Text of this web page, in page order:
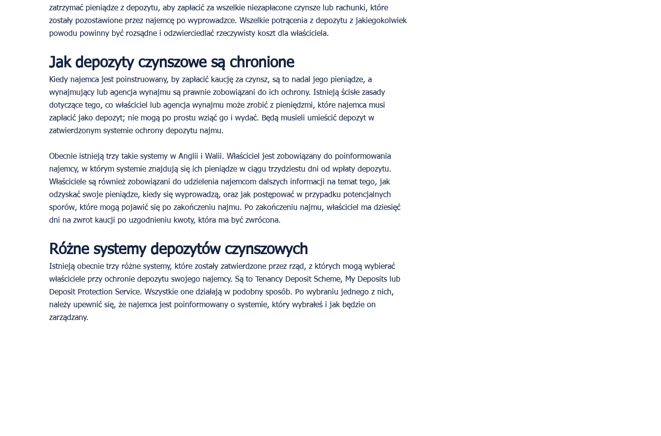
zatrzymać pieniądze z depozytu, aby zapłacić za wszelkie niezapłacone czynsze lub rachunki, które
zostały pozostawione przez najemcę po wyprowadzce. Wszelkie potrącenia z depozytu z jakiegokolwiek
powodu powinny być rozsądne i odzwierciedlać rzeczywisty koszt dla właściciela.
Jak depozyty czynszowe są chronione
Kiedy najemca jest poinstruowany, by zapłacić kaucję za czynsz, są to nadal jego pieniądze, a
wynajmujący lub agencja wynajmu są prawnie zobowiązani do ich ochrony. Istnieją ścisłe zasady
dotyczące tego, co właściciel lub agencja wynajmu może zrobić z pieniędzmi, które najemca musi
zapłacić jako depozyt; nie mogą po prostu wziąć go i wydać. Będą musieli umieścić depozyt w
zatwierdzonym systemie ochrony depozytu najmu.
Obecnie istnieją trzy takie systemy w Anglii i Walii. Właściciel jest zobowiązany do poinformowania
najemcy, w którym systemie znajdują się ich pieniądze w ciągu trzydziestu dni od wpłaty depozytu.
Właściciele są również zobowiązani do udzielenia najemcom dalszych informacji na temat tego, jak
odzyskać swoje pieniądze, kiedy się wyprowadzą, oraz jak postępować w przypadku potencjalnych
sporów, które mogą pojawić się po zakończeniu najmu. Po zakończeniu najmu, właściciel ma dziesięć
dni na zwrot kaucji po uzgodnieniu kwoty, która ma być zwrócona.
Różne systemy depozytów czynszowych
Istnieją obecnie trzy różne systemy, które zostały zatwierdzone przez rząd, z których mogą wybierać
właściciele przy ochronie depozytu swojego najemcy. Są to Tenancy Deposit Scheme, My Deposits lub
Deposit Protection Service. Wszystkie one działają w podobny sposób. Po wybraniu jednego z nich,
należy upewnić się, że najemca jest poinformowany o systemie, który wybrałeś i jak będzie on
zarządzany.